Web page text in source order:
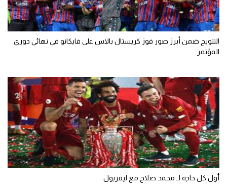
تقرير في الجول
تحليل في الجول
حكايات في الجول
فيديو في الجول
التتويج ضمن أبرز صور فوز كريستال بالاس على فايكانو في نهائي دوري
المؤتمر
أول كل حاجة لـ محمد صلاح مع ليفربول